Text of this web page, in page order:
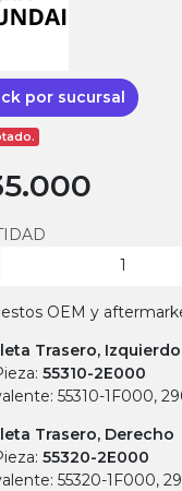
por sucursal
OEM y
Trasero, Izquierdo
55310-2E000
55310-1F000,
Trasero, Derecho
55320-2E000
55320-1F000,